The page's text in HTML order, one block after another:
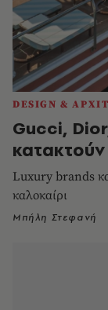
DESIGN &
Gucci,
κατακτούν
Luxury brands
καλοκαίρι
Μπήλη Στεφανή